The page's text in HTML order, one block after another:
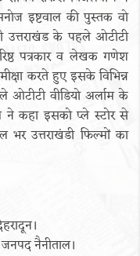
इष्टवाल की पुस्तक वो
उत्तराखंड के पहले ओटीटी
पत्रकार व लेखक गणेश
करते हुए इसके विभिन्न
वीडियो अर्लाम के
ने कहा इसको प्ले स्टोर से
उत्तराखंडी फिल्मों का
जनपद नैनीताल।